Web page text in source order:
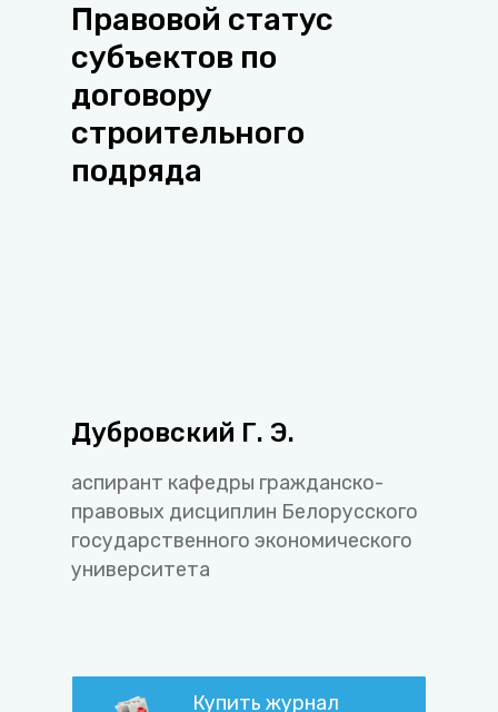
Правовой статус
субъектов по
договору
строительного
подряда
Дубровский Г. Э.
аспирант кафедры гражданско-
правовых дисциплин Белорусского
государственного экономического
университета
Купить журнал